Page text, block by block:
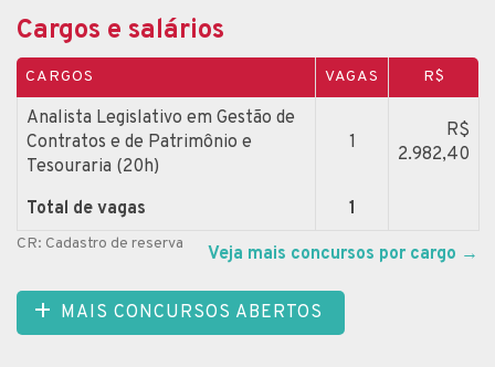
Cargos e salários
CARGOS VAGAS R$
Analista Legislativo em Gestão de
Contratos e de Patrimônio e
Tesouraria (20h)
1
R$
2.982,40
Total de vagas 1
CR: Cadastro de reserva Veja mais concursos por cargo →
MAIS CONCURSOS ABERTOS